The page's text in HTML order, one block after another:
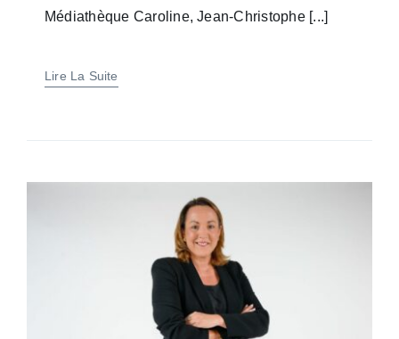
Médiathèque Caroline, Jean-Christophe [...]
Lire La Suite